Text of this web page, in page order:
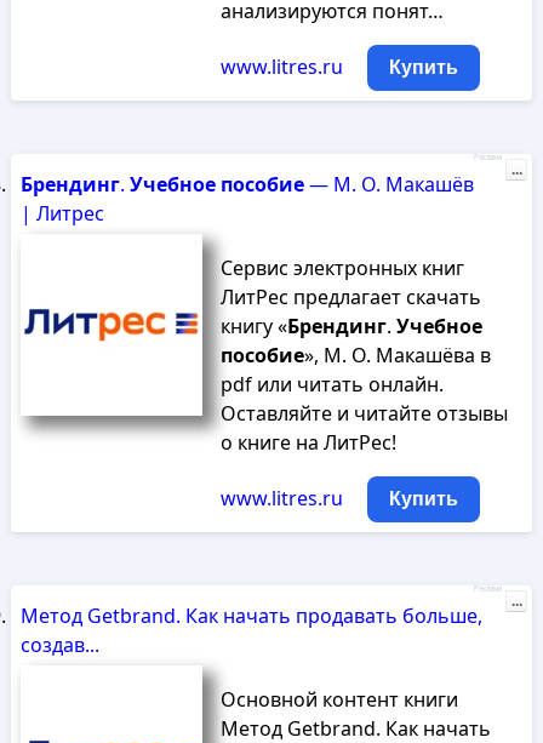
анализируются понят…
www.litres.ru Купить
Брендинг. Учебное пособие— М. О. Макашёв
| Литрес
Сервис электронных книг
ЛитРес предлагает скачать
книгу «Брендинг. Учебное
пособие», М. О. Макашёва в
pdf или читать онлайн.
Оставляйте и читайте отзывы
о книге на ЛитРес!
www.litres.ru Купить
Реклама
...
Метод Getbrand. Как начать продавать больше,
создав...
Основной контент книги
Метод Getbrand. Как начать
Реклама
...